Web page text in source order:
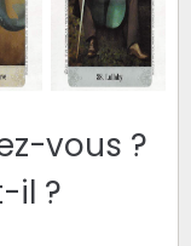
vous ?
il ?